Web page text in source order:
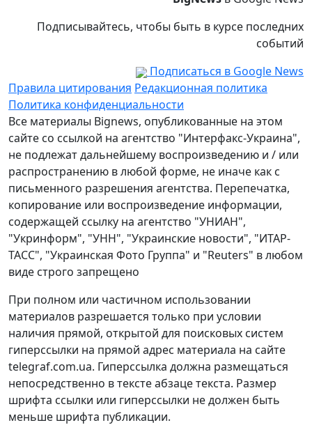
Подписывайтесь, чтобы быть в курсе последних
событий
Подписаться в Google News
Правила цитирования Редакционная политика
Политика конфиденциальности
Все материалы Bignews, опубликованные на этом
сайте со ссылкой на агентство "Интерфакс-Украина",
не подлежат дальнейшему воспроизведению и / или
распространению в любой форме, не иначе как с
письменного разрешения агентства. Перепечатка,
копирование или воспроизведение информации,
содержащей ссылку на агентство "УНИАН",
"Укринформ", "УНН", "Украинские новости", "ИТАР-
ТАСС", "Украинская Фото Группа" и "Reuters" в любом
виде строго запрещено
При полном или частичном использовании
материалов разрешается только при условии
наличия прямой, открытой для поисковых систем
гиперссылки на прямой адрес материала на сайте
telegraf.com.ua. Гиперссылка должна размещаться
непосредственно в тексте абзаце текста. Размер
шрифта ссылки или гиперссылки не должен быть
меньше шрифта публикации.